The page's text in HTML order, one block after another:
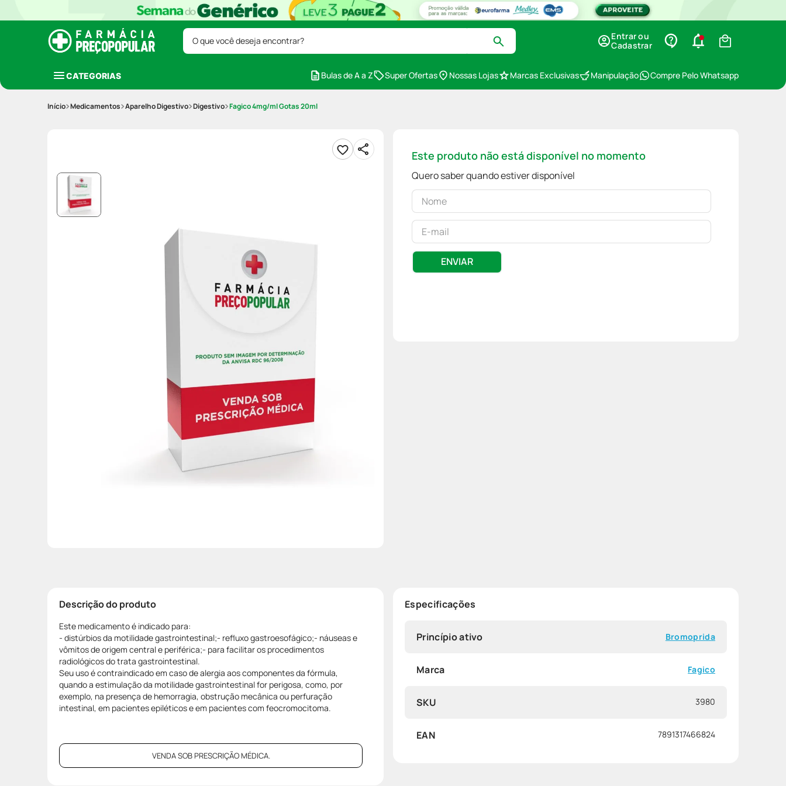
O que você deseja encontrar?
Entrar ou
Cadastrar
CATEGORIAS Bulas de A a Z Super Ofertas Nossas Lojas Marcas Exclusivas Manipulação Compre Pelo Whatsapp
Medicamentos Aparelho Digestivo Digestivo Fagico 4mg/ml Gotas 20ml
Este produto não está disponível no momento
Quero saber quando estiver disponível
ENVIAR
Descrição do produto
Este medicamento é indicado para:
- distúrbios da motilidade gastrointestinal;- refluxo gastroesofágico;- náuseas e
vômitos de origem central e periférica;- para facilitar os procedimentos
radiológicos do trata gastrointestinal.
Seu uso é contraindicado em caso de alergia aos componentes da fórmula,
quando a estimulação da motilidade gastrointestinal for perigosa, como, por
exemplo, na presença de hemorragia, obstrução mecânica ou perfuração
intestinal, em pacientes epiléticos e em pacientes com feocromocitoma.
VENDA SOB PRESCRIÇÃO MÉDICA.
Especificações
Princípio ativo Bromoprida
Marca Fagico
SKU 3980
EAN 7891317466824